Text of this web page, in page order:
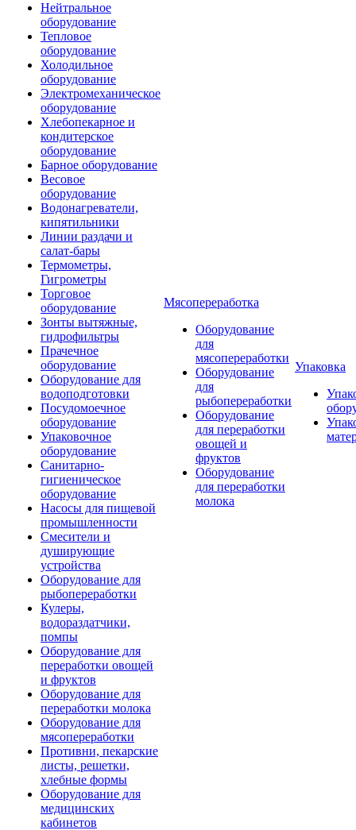
Нейтральное
оборудование
Тепловое
оборудование
Холодильное
оборудование
Электромеханическое
оборудование
Хлебопекарное и
кондитерское
оборудование
Барное оборудование
Весовое
оборудование
Водонагреватели,
кипятильники
Линии раздачи и
салат-бары
Термометры,
Гигрометры
Торговое
оборудование
Зонты вытяжные,
гидрофильтры
Прачечное
оборудование
Оборудование для
водоподготовки
Посудомоечное
оборудование
Упаковочное
оборудование
Санитарно-
гигиеническое
оборудование
Насосы для пищевой
промышленности
Смесители и
душирующие
устройства
Оборудование для
рыбопереработки
Кулеры,
водораздатчики,
помпы
Оборудование для
переработки овощей
и фруктов
Оборудование для
переработки молока
Оборудование для
мясопереработки
Противни, пекарские
листы, решетки,
хлебные формы
Оборудование для
медицинских
кабинетов
Мясопереработка
Оборудование
для
мясопереработки
Оборудование
для
рыбопереработки
Оборудование
для переработки
овощей и
фруктов
Оборудование
для переработки
молока
Упаковка